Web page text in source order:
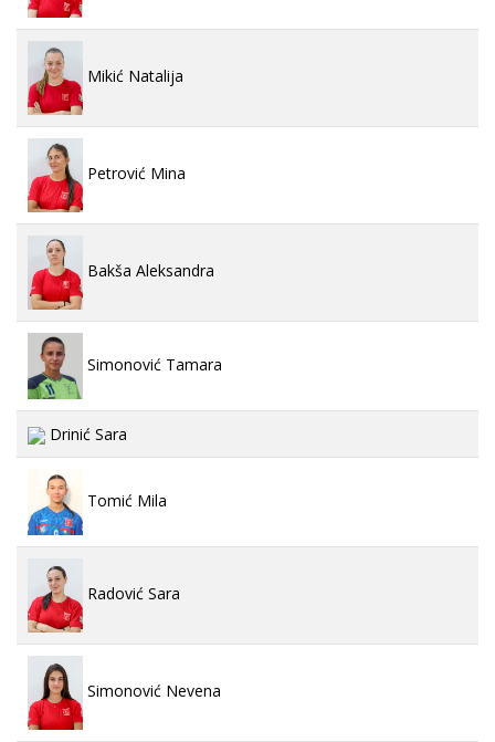
Mikić Natalija
Petrović Mina
Bakša Aleksandra
Simonović Tamara
Drinić Sara
Tomić Mila
Radović Sara
Simonović Nevena